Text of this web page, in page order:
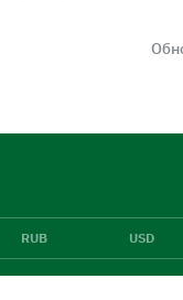
RUB USD